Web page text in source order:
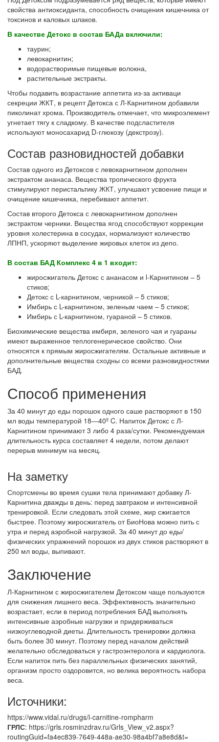
свойства антиоксиданта, способность очищения кишечника от
токсинов и каловых шлаков.
В качестве Детокс в состав БАДа включили:
таурин;
левокарнитин;
водорастворимые пищевые волокна,
растительные экстракты.
Чтобы подавить возрастание аппетита из-за активаци
секреции ЖКТ, в рецепт Детокса с Л-Карнитином добавили
пиколинат хрома. Производитель отмечает, что микроэлемент
угнетает тягу к сладкому. В качестве подсластителя
используют моносахарид D-глюкозу (декстрозу).
Состав разновидностей добавки
Состав одного из Детоксов с левокарнитином дополнен
экстрактом ананаса. Вещества тропического фрукта
стимулируют перистальтику ЖКТ, улучшают усвоение пищи и
очищение кишечника, перебивают аппетит.
Состав второго Детокса с левокарнитином дополнен
экстрактом черники. Вещества ягод способствуют коррекции
уровня холестерина в сосудах, нормализуют количество
ЛПНП, ускоряют выделение жировых клеток из депо.
В состав БАД Комплекс 4 в 1 входит:
жиросжигатель Детокс с ананасом и l-Карнитином – 5
стиков;
Детокс с L-карнитином, черникой – 5 стиков;
Имбирь с L-карнитином, зеленым чаем – 5 стиков;
Имбирь с L-карнитином, гуараной – 5 стиков.
Биохимические вещества имбиря, зеленого чая и гуараны
имеют выраженное теплогенерическое свойство. Они
относятся к прямым жиросжигателям. Остальные активные и
дополнительные вещества сходны со всеми разновидностями
БАД.
Способ применения
За 40 минут до еды порошок одного саше растворяют в 150
мл воды температурой 18―40º C. Напиток Детокс с Л-
Карнитином принимают 3 либо 4 раза/сутки. Рекомендуемая
длительность курса составляет 4 недели, потом делают
перерыв минимум на месяц.
На заметку
Спортсмены во время сушки тела принимают добавку Л-
Карнитина дважды в день: перед завтраком и интенсивной
тренировкой. Если следовать этой схеме, жир сжигается
быстрее. Поэтому жиросжигатель от БиоНова можно пить с
утра и перед аэробной нагрузкой. За 40 минут до еды/
физических упражнений порошок из двух стиков растворяют в
250 мл воды, выпивают.
Заключение
Л-Карнитином с жиросжигателем Детоксом чаще пользуются
для снижения лишнего веса. Эффективность значительно
возрастает, если в период потребления БАД выполнять
интенсивные аэробные нагрузки и придерживаться
низкоуглеводной диеты. Длительность тренировки должна
быть более 30 минут. Поэтому перед началом действий
желательно обследоваться у гастроэнтеролога и кардиолога.
Если напиток пить без параллельных физических занятий,
организм просто оздоровится, но велика вероятность набора
веса.
Источники:
https://www.vidal.ru/drugs/l-carnitine-rompharm
ГРЛС: https://grls.rosminzdrav.ru/Grls_View_v2.aspx?
routingGuid=fa4ec839-7649-448a-ae30-98a4bf7a8e8d&t=